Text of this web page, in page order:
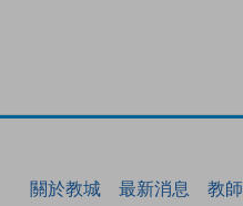
關於教城 最新消息 教師